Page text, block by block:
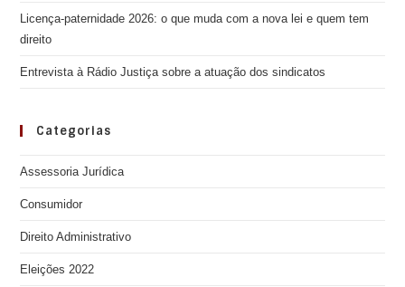
Licença-paternidade 2026: o que muda com a nova lei e quem tem
direito
Entrevista à Rádio Justiça sobre a atuação dos sindicatos
Categorias
Assessoria Jurídica
Consumidor
Direito Administrativo
Eleições 2022